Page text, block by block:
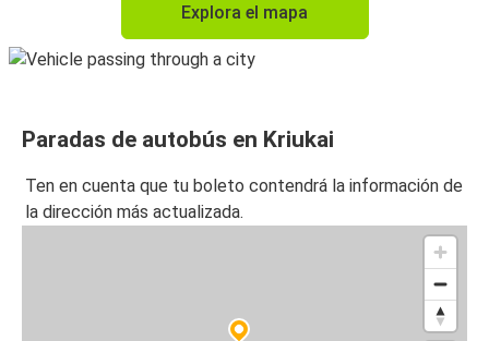
Explora el mapa
Paradas de autobús en Kriukai
Ten en cuenta que tu boleto contendrá la información de
la dirección más actualizada.